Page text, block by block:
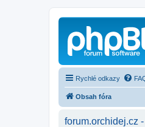
Rychlé odkazy
Obsah fóra
forum.orchidej.cz